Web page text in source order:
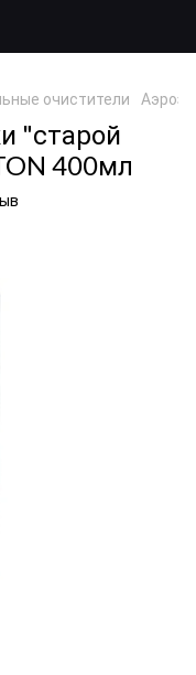
очистители
"старой
400мл